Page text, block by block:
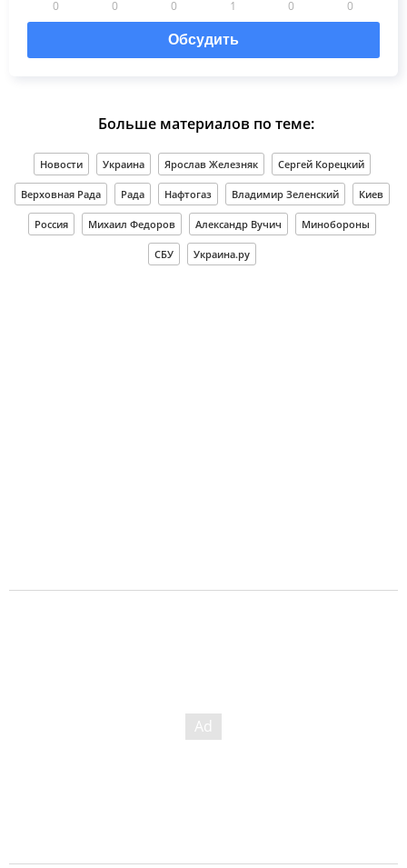
0 0 0 1 0 0
Обсудить
Больше материалов по теме:
Новости Украина Ярослав Железняк Сергей Корецкий
Верховная Рада Рада Нафтогаз Владимир Зеленский Киев
Россия Михаил Федоров Александр Вучич Минобороны
СБУ Украина.ру